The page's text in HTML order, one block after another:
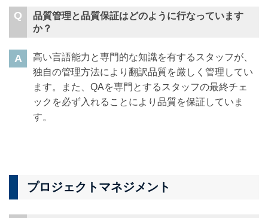
品質管理と品質保証はどのように行なっています
か？
高い言語能力と専門的な知識を有するスタッフが、
独自の管理方法により翻訳品質を厳しく管理してい
ます。また、QAを専門とするスタッフの最終チェ
ックを必ず入れることにより品質を保証していま
す。
プロジェクトマネジメント